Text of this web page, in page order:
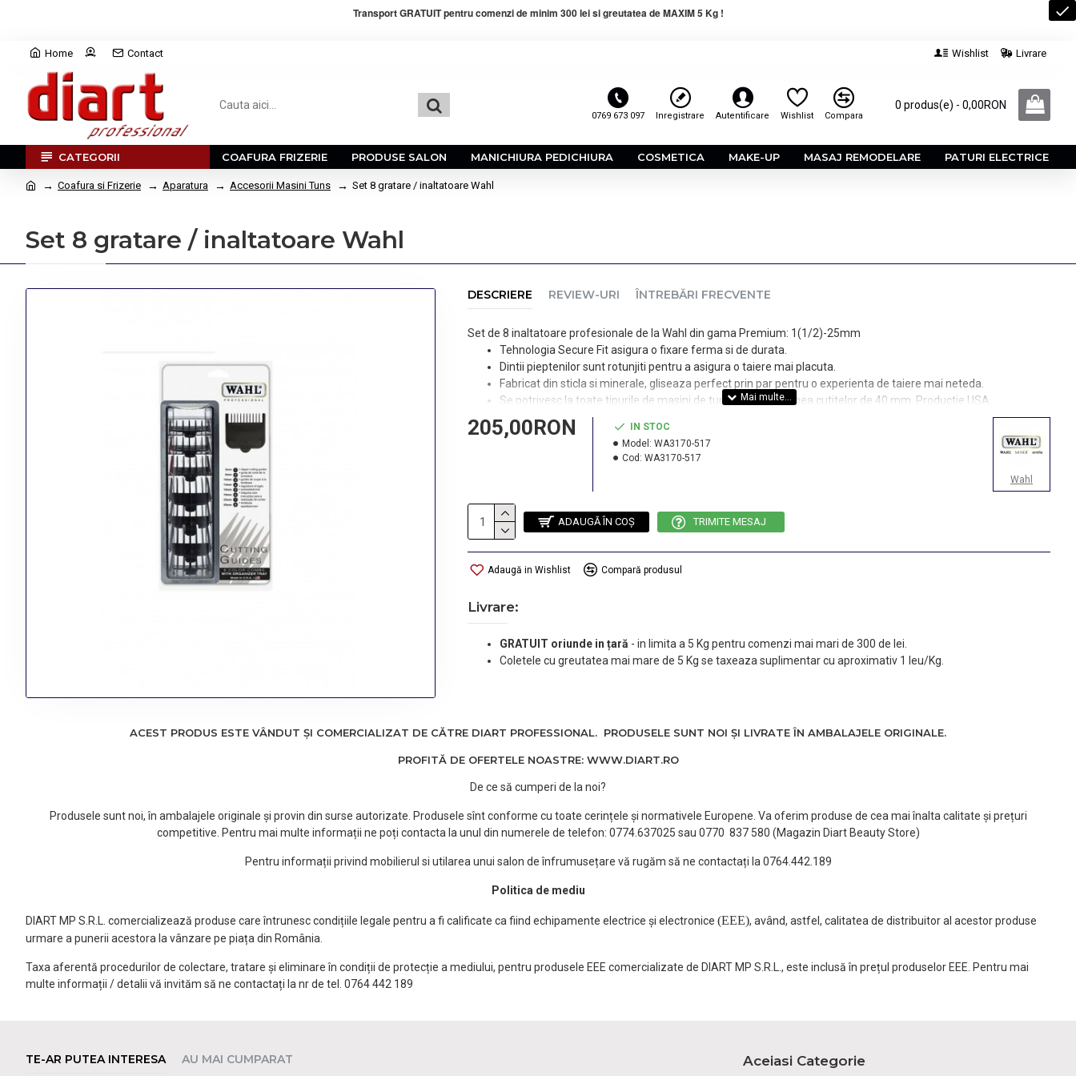
Transport GRATUIT pentru comenzi de minim 300 lei si greutatea de MAXIM 5 Kg !
Home Contact Wishlist Livrare
0769 673 097 Inregistrare Autentificare Wishlist Compara
0 produs(e) - 0,00RON
CATEGORII COAFURA FRIZERIE PRODUSE SALON MANICHIURA PEDICHIURA COSMETICA MAKE-UP MASAJ REMODELARE PATURI ELECTRICE
Coafura si Frizerie Aparatura Accesorii Masini Tuns Set 8 gratare / inaltatoare Wahl
Set 8 gratare / inaltatoare Wahl
DESCRIERE REVIEW-URI ÎNTREBĂRI FRECVENTE
Set de 8 inaltatoare profesionale de la Wahl din gama Premium: 1(1/2)-25mm
Tehnologia Secure Fit asigura o fixare ferma si de durata.
Dintii pieptenilor sunt rotunjiti pentru a asigura o taiere mai placuta.
Fabricat din sticla si minerale, gliseaza perfect prin par pentru o experienta de taiere mai neteda.
Se potrivesc la toate tipurile de masini de tuns Wahl cu latimea cutitelor de 40 mm. Productie USA.
Compatibil cu urmatoarele Masini de tuns:
Pro Clip
Academy Clipper
Magic Clip
Icon
3mm, 6mm, 10mm, 13mm, 16mm, 19mm, 22mm, 25mm
205,00RON
IN STOC
Model: WA3170-517
Cod: WA3170-517
Wahl
ADAUGĂ ÎN COŞ TRIMITE MESAJ
Adaugă in Wishlist Compară produsul
Livrare:
GRATUIT oriunde in țară - in limita a 5 Kg pentru comenzi mai mari de 300 de lei.
Coletele cu greutatea mai mare de 5 Kg se taxeaza suplimentar cu aproximativ 1 leu/Kg.
ACEST PRODUS ESTE VÂNDUT ȘI COMERCIALIZAT DE CĂTRE DIART PROFESSIONAL. PRODUSELE SUNT NOI ȘI LIVRATE ÎN AMBALAJELE ORIGINALE.
PROFITĂ DE OFERTELE NOASTRE: WWW.DIART.RO
De ce să cumperi de la noi?
Produsele sunt noi, în ambalajele originale și provin din surse autorizate. Produsele sînt conforme cu toate cerințele și normativele Europene. Va oferim produse de cea mai înalta calitate și prețuri
competitive. Pentru mai multe informații ne poți contacta la unul din numerele de telefon: 0774.637025 sau 0770 837 580 (Magazin Diart Beauty Store)
Pentru informații privind mobilierul si utilarea unui salon de înfrumusețare vă rugăm să ne contactați la 0764.442.189
Politica de mediu
DIART MP S.R.L. comercializează produse care întrunesc condițiile legale pentru a fi calificate ca fiind echipamente electrice și electronice (EEE), având, astfel, calitatea de distribuitor al acestor produse
urmare a punerii acestora la vânzare pe piața din România.
Taxa aferentă procedurilor de colectare, tratare și eliminare în condiții de protecție a mediului, pentru produsele EEE comercializate de DIART MP S.R.L., este inclusă în prețul produselor EEE. Pentru mai
multe informații / detalii vă invităm să ne contactați la nr de tel. 0764 442 189
TE-AR PUTEA INTERESA AU MAI CUMPARAT Aceiasi Categorie